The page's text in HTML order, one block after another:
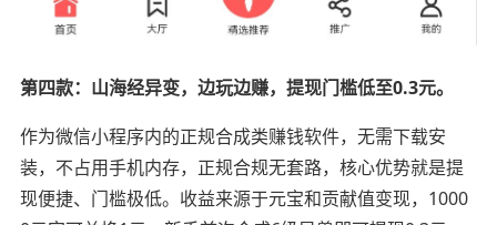
第四款：山海经异变，边玩边赚，提现门槛低至0.3元。
作为微信小程序内的正规合成类赚钱软件，无需下载安
装，不占用手机内存，正规合规无套路，核心优势就是提
现便捷、门槛极低。收益来源于元宝和贡献值变现，1000